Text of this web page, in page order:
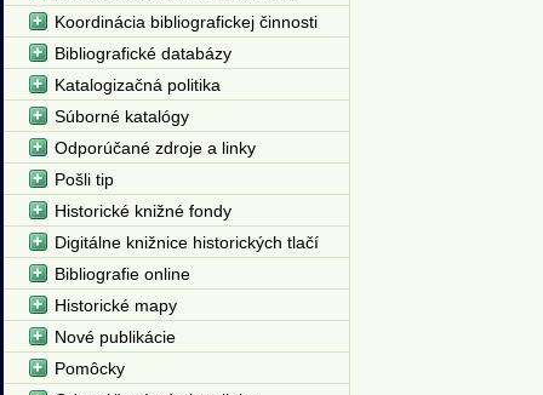
Koordinácia bibliografickej činnosti
Bibliografické databázy
Katalogizačná politika
Súborné katalógy
Odporúčané zdroje a linky
Pošli tip
Historické knižné fondy
Digitálne knižnice historických tlačí
Bibliografie online
Historické mapy
Nové publikácie
Pomôcky